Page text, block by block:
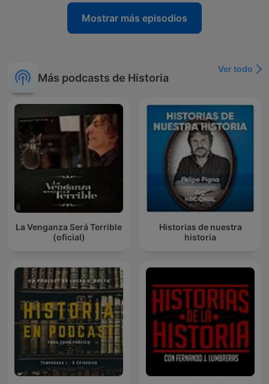
Mostrar más episodios
Más podcasts de Historia
Ver todo
La Venganza Será Terrible
(oficial)
Historias de nuestra
historia